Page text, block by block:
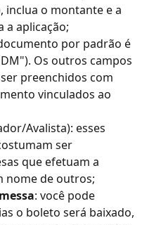
inclua o montante e a
a aplicação;
por padrão é
Os outros campos
preenchidos com
vinculados ao
Avalista): esses
ser
que efetuam a
nome de outros;
: você pode
o boleto será baixado,